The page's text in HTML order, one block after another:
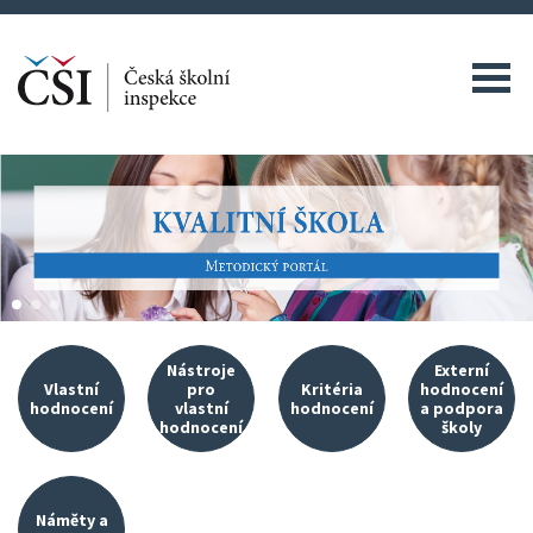
Vlastní
hodnocení
Kvalitní škola jako východisko vlastního hodnocení
Nástroje
pro
vlastní
hodnocení
Kritéria
hodnocení
Externí
hodnocení
a podpora
školy
Náměty a